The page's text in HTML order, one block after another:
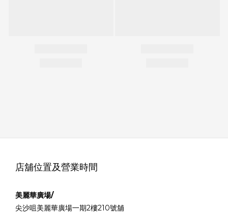
店舖位置及營業時間
美麗華廣場/
尖沙咀美麗華廣場一期2樓210號舖